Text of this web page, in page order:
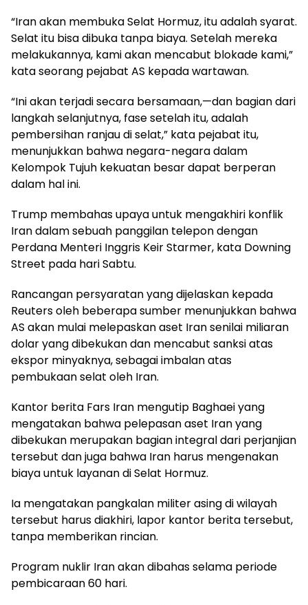
“Iran akan membuka Selat Hormuz, itu adalah syarat.
Selat itu bisa dibuka tanpa biaya. Setelah mereka
melakukannya, kami akan mencabut blokade kami,”
kata seorang pejabat AS kepada wartawan.
“Ini akan terjadi secara bersamaan,—dan bagian dari
langkah selanjutnya, fase setelah itu, adalah
pembersihan ranjau di selat,” kata pejabat itu,
menunjukkan bahwa negara-negara dalam
Kelompok Tujuh kekuatan besar dapat berperan
dalam hal ini.
Trump membahas upaya untuk mengakhiri konflik
Iran dalam sebuah panggilan telepon dengan
Perdana Menteri Inggris Keir Starmer, kata Downing
Street pada hari Sabtu.
Rancangan persyaratan yang dijelaskan kepada
Reuters oleh beberapa sumber menunjukkan bahwa
AS akan mulai melepaskan aset Iran senilai miliaran
dolar yang dibekukan dan mencabut sanksi atas
ekspor minyaknya, sebagai imbalan atas
pembukaan selat oleh Iran.
Kantor berita Fars Iran mengutip Baghaei yang
mengatakan bahwa pelepasan aset Iran yang
dibekukan merupakan bagian integral dari perjanjian
tersebut dan juga bahwa Iran harus mengenakan
biaya untuk layanan di Selat Hormuz.
Ia mengatakan pangkalan militer asing di wilayah
tersebut harus diakhiri, lapor kantor berita tersebut,
tanpa memberikan rincian.
Program nuklir Iran akan dibahas selama periode
pembicaraan 60 hari.